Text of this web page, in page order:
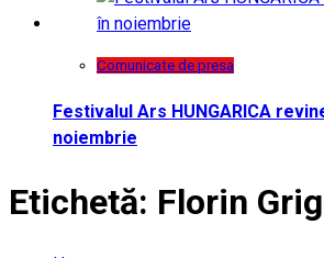
Comunicate de presa
Festivalul Ars HUNGARICA
noiembrie
Etichetă: Florin